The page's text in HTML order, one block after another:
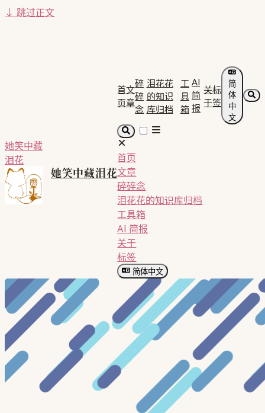
↓ 跳过正文
她笑中藏
泪花
她笑中藏泪花
首
页
文
章
碎
碎
念
泪花花
的知识
库归档
工
具
箱
AI
简
报
关
于
标
签
简
体
中
文
首页
文章
碎碎念
泪花花的知识库归档
工具箱
AI 简报
关于
标签
简体中文